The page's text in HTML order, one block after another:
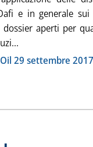
e in generale
aperti per
29 settembre